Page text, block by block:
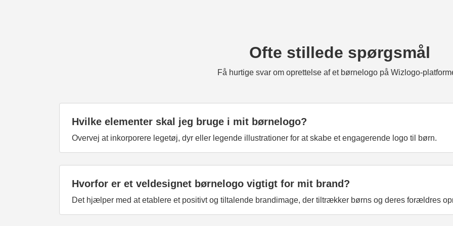
Ofte stillede spørgsmål
Få hurtige svar om oprettelse af et børnelogo på Wizlogo-
Hvilke elementer skal jeg bruge i mit børnelogo?
Overvej at inkorporere legetøj, dyr eller legende illustrationer for at skabe et engagerende logo til børn.
Hvorfor er et veldesignet børnelogo vigtigt for mit brand?
Det hjælper med at etablere et positivt og tiltalende brandimage, der tiltrækker børns og deres forældres